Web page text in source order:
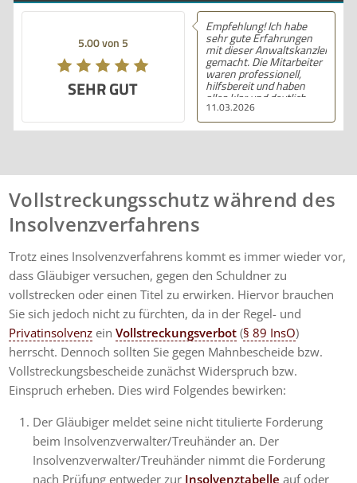
5.00 von 5
SEHR GUT
11.03.2026
Empfehlung! Ich habe
sehr gute Erfahrungen
mit dieser Anwaltskanzlei
gemacht. Die Mitarbeiter
waren professionell,
hilfsbereit und haben
alles klar und deutlich
erklärt. Ich bin mit der
Beratung sehr zufrieden
und kann ihre
Vollstreckungsschutz während des
Insolvenzverfahrens
Trotz eines Insolvenzverfahrens kommt es immer wieder vor,
dass Gläubiger versuchen, gegen den Schuldner zu
vollstrecken oder einen Titel zu erwirken. Hiervor brauchen
Sie sich jedoch nicht zu fürchten, da in der Regel- und
Privatinsolvenz einVollstreckungsverbot (§ 89 InsO)
herrscht. Dennoch sollten Sie gegen Mahnbescheide bzw.
Vollstreckungsbescheide zunächst Widerspruch bzw.
Einspruch erheben. Dies wird Folgendes bewirken:
Der Gläubiger meldet seine nicht titulierte Forderung
beim Insolvenzverwalter/Treuhänder an. Der
Insolvenzverwalter/Treuhänder nimmt die Forderung
nach Prüfung entweder zur Insolvenztabelle auf oder